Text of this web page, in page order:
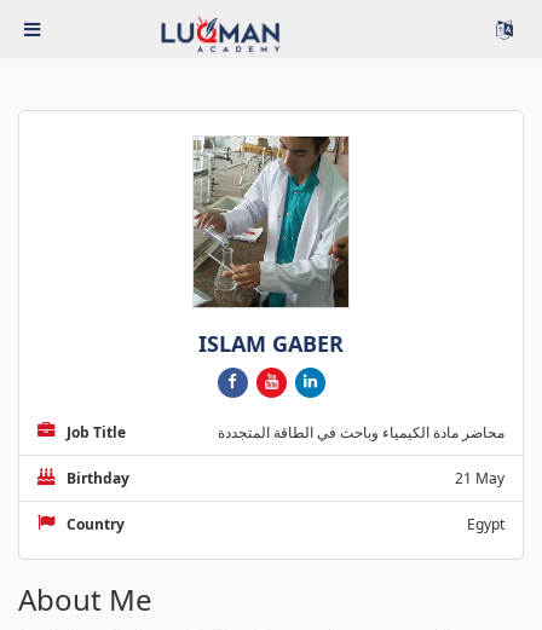
ISLAM GABER
Job Title محاضر مادة الكيمياء وباحث في الطاقة المتجددة
Birthday 21 May
Country Egypt
About Me